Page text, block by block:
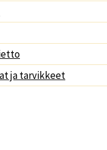
ja tarvikkeet